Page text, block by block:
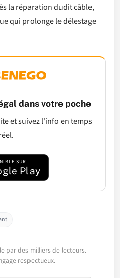
la réparation dudit câble,
qui prolonge le délestage
dans votre poche
et suivez l'info en temps
SUR
Play
par des milliers de lecteurs.
respectueux.